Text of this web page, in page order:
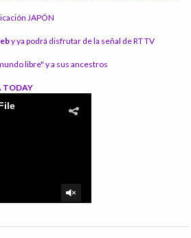
JAPÓN
y ya podrá disfrutar de la señal de RT TV
libre" y a sus ancestros
TODAY